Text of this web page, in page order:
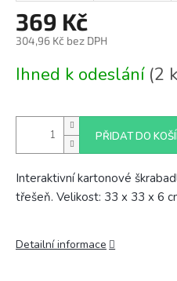
369 Kč
304,96 Kč bez DPH
cena:
Ihned k odeslání (2
PŘIDAT DO
Interaktivní kartonové
třešeň. Velikost: 33 x 33 x 6
Detailní informace